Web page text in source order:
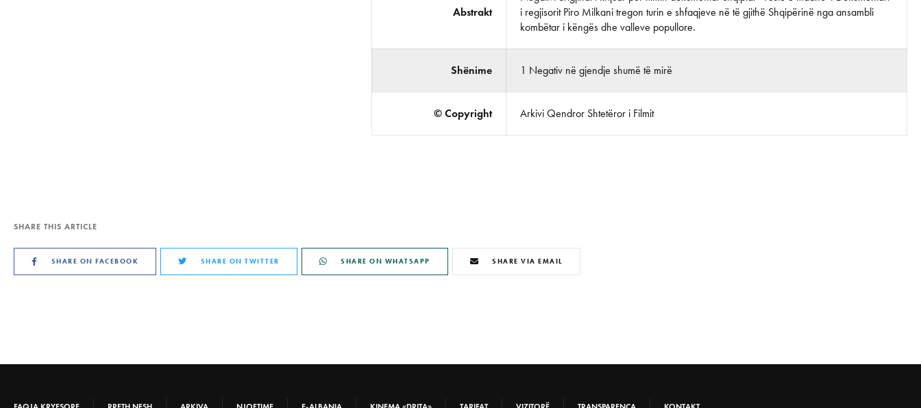
Abstrakt
i regjisorit Piro Milkani tregon turin e shfaqjeve në të gjithë Shqipërinë nga ansambli
kombëtar i këngës dhe valleve popullore.
Shënime 1 Negativ në gjendje shumë të mirë
© Copyright Arkivi Qendror Shtetëror i Filmit
SHARE THIS ARTICLE
SHARE ON FACEBOOK SHARE ON TWITTER SHARE ON WHATSAPP SHARE VIA EMAIL
FAQJA KRYESORE RRETH NESH ARKIVA NJOFTIME E-ALBANIA KINEMA «DRITA» TARIFAT VIZITORË TRANSPARENCA KONTAKT